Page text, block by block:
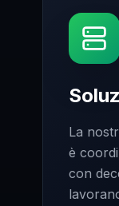
La
è
con